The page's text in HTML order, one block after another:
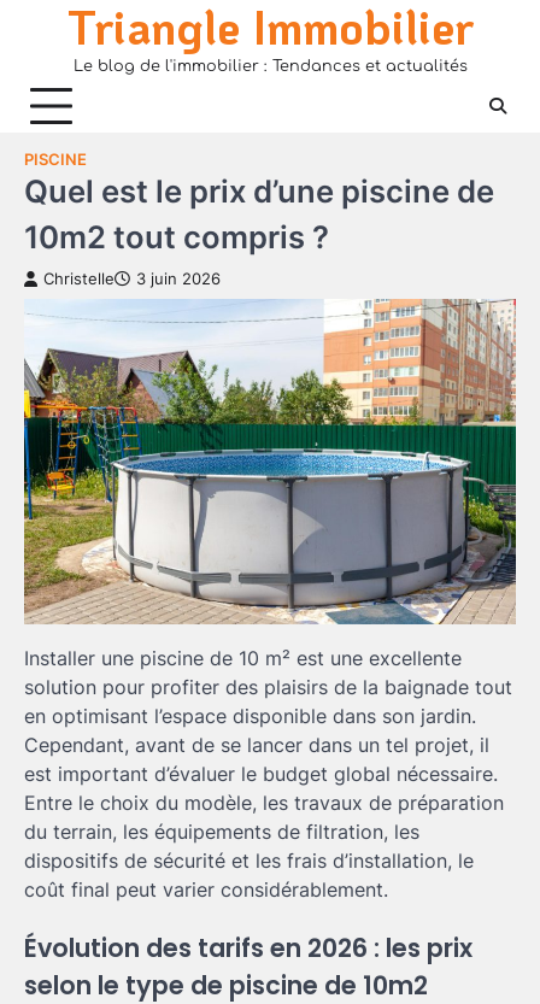
Triangle Immobilier
Le blog de l'immobilier : Tendances et actualités
PISCINE
Quel est le prix d’une piscine de
10m2 tout compris ?
Christelle 3 juin 2026
Installer une piscine de 10 m² est une excellente
solution pour profiter des plaisirs de la baignade tout
en optimisant l’espace disponible dans son jardin.
Cependant, avant de se lancer dans un tel projet, il
est important d’évaluer le budget global nécessaire.
Entre le choix du modèle, les travaux de préparation
du terrain, les équipements de filtration, les
dispositifs de sécurité et les frais d’installation, le
coût final peut varier considérablement.
Évolution des tarifs en 2026 : les prix
selon le type de piscine de 10m2